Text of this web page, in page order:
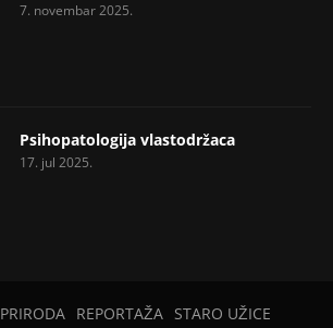
7. novembar 2025.
Psihopatologija vlastodržaca
17. jul 2025.
PRIRODA REPORTAŽA
STARO UŽICE